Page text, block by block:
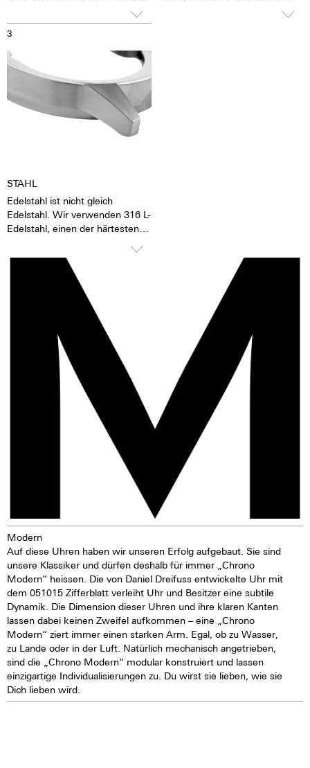
präzise drehen, damit das
Stellen der Uhr mit großer
Leichtigkeit möglich ist. Die
Wasserdichtigkeit beträgt 10
ATM. Das bedeutet, die Uhren
können z.B. beim
Händewaschen, bei Regen,
beim Abwaschen und Duschen,
beim Autowaschen, beim
3
STAHL
Edelstahl ist nicht gleich
Edelstahl. Wir verwenden 316 L-
Edelstahl, einen der härtesten
zur Härte und Beständigkeit
zeichnet sich dieser Edelstahl
bei einem entsprechenden
Finish auch durch einen sehr
feinen Silberton aus. Der
Nickelaustoß ist bei 316 L-
Edelstahl deutlich niedriger als
zum Beispiel bei einem 904 L-
Edelstahl, der auch hochfest ist.
Für uns ein Grund, den 316 L-
Edelstahl zu bevorzugen.
Modern
Auf diese Uhren haben wir unseren Erfolg aufgebaut. Sie sind
unsere Klassiker und dürfen deshalb für immer „Chrono
Modern“ heissen. Die von Daniel Dreifuss entwickelte Uhr mit
dem 051015 Zifferblatt verleiht Uhr und Besitzer eine subtile
Dynamik. Die Dimension dieser Uhren und ihre klaren Kanten
lassen dabei keinen Zweifel aufkommen – eine „Chrono
Modern“ ziert immer einen starken Arm. Egal, ob zu Wasser,
zu Lande oder in der Luft. Natürlich mechanisch angetrieben,
sind die „Chrono Modern“ modular konstruiert und lassen
einzigartige Individualisierungen zu. Du wirst sie lieben, wie sie
Dich lieben wird.